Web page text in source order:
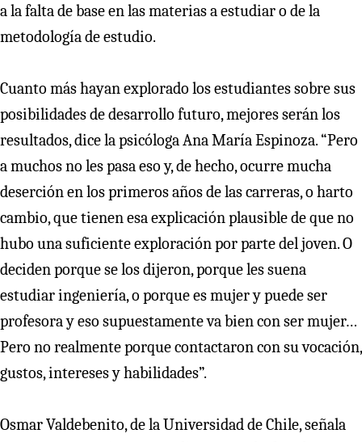
a la falta de base en las materias a estudiar o de la
metodología de estudio.
Cuanto más hayan explorado los estudiantes sobre sus
posibilidades de desarrollo futuro, mejores serán los
resultados, dice la psicóloga Ana María Espinoza. “Pero
a muchos no les pasa eso y, de hecho, ocurre mucha
deserción en los primeros años de las carreras, o harto
cambio, que tienen esa explicación plausible de que no
hubo una suficiente exploración por parte del joven. O
deciden porque se los dijeron, porque les suena
estudiar ingeniería, o porque es mujer y puede ser
profesora y eso supuestamente va bien con ser mujer…
Pero no realmente porque contactaron con su vocación,
gustos, intereses y habilidades”.
Osmar Valdebenito, de la Universidad de Chile, señala